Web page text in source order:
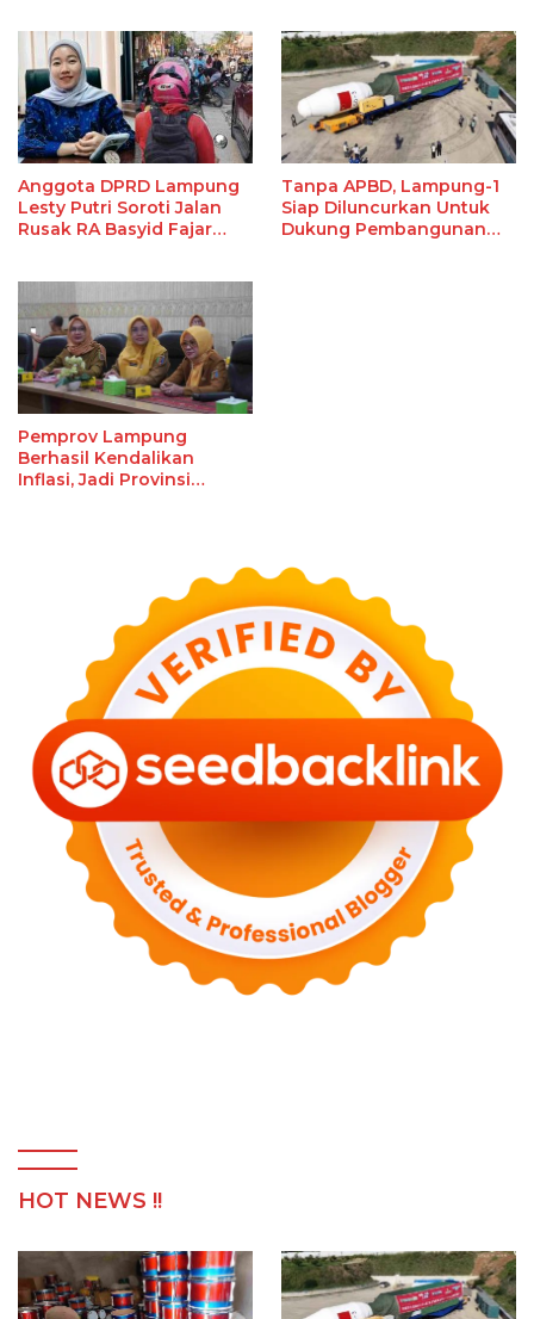
Anggota DPRD Lampung
Lesty Putri Soroti Jalan
Rusak RA Basyid Fajar
Tanpa APBD, Lampung-1
Siap Diluncurkan Untuk
Dukung Pembangunan
Pemprov Lampung
Berhasil Kendalikan
Inflasi, Jadi Provinsi
HOT NEWS !!